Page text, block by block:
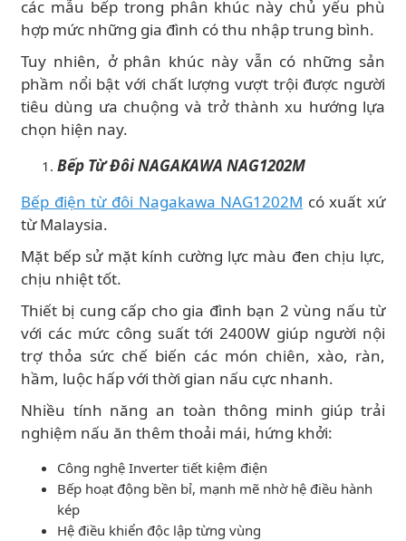
các mẫu bếp trong phân khúc này chủ yếu phù
hợp mức những gia đình có thu nhập trung bình.
Tuy nhiên, ở phân khúc này vẫn có những sản
phầm nổi bật với chất lượng vượt trội được người
tiêu dùng ưa chuộng và trở thành xu hướng lựa
chọn hiện nay.
Bếp Từ Đôi NAGAKAWA NAG1202M
Bếp điện từ đôi Nagakawa NAG1202M có xuất xứ
từ Malaysia.
Mặt bếp sử mặt kính cường lực màu đen chịu lực,
chịu nhiệt tốt.
Thiết bị cung cấp cho gia đình bạn 2 vùng nấu từ
với các mức công suất tới 2400W giúp người nội
trợ thỏa sức chế biến các món chiên, xào, ràn,
hầm, luộc hấp với thời gian nấu cực nhanh.
Nhiều tính năng an toàn thông minh giúp trải
nghiệm nấu ăn thêm thoải mái, hứng khởi:
Công nghệ Inverter tiết kiệm điện
Bếp hoạt động bền bỉ, mạnh mẽ nhờ hệ điều hành
kép
Hệ điều khiển độc lập từng vùng